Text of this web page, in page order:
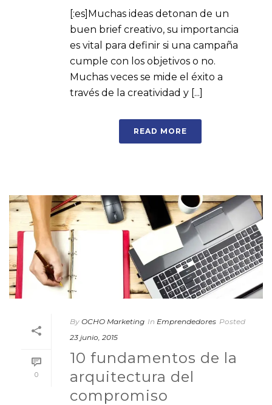
[:es]Muchas ideas detonan de un
buen brief creativo, su importancia
es vital para definir si una campaña
cumple con los objetivos o no.
Muchas veces se mide el éxito a
través de la creatividad y [...]
READ MORE
0
By OCHO Marketing In Emprendedores Posted
23 junio, 2015
10 fundamentos de la
arquitectura del
compromiso